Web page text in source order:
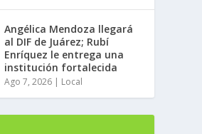
Angélica Mendoza llegará
al DIF de Juárez; Rubí
Enríquez le entrega una
institución fortalecida
Ago 7, 2026 | Local